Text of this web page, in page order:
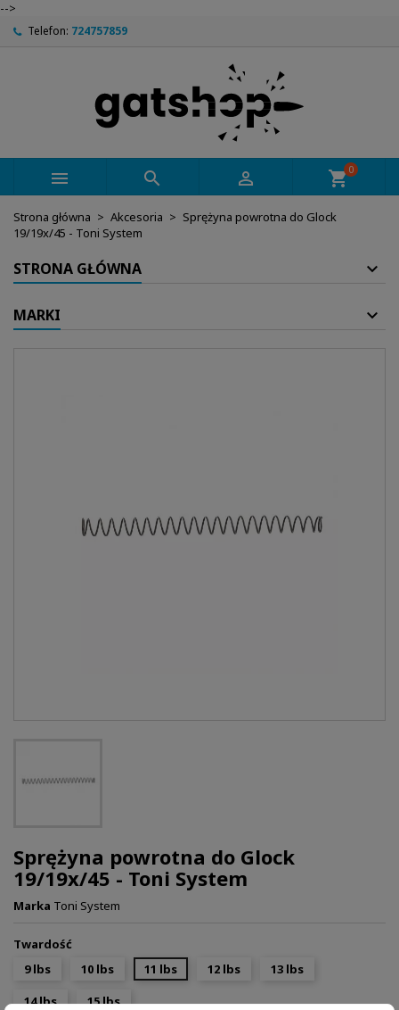
-->
Telefon: 724757859
   shopping_cart0
Strona główna Akcesoria
Sprężyna powrotna do Glock
19/19x/45 - Toni System
STRONA GŁÓWNA
MARKI
Sprężyna powrotna do Glock
19/19x/45 - Toni System
Marka Toni System
Twardość
9 lbs
10 lbs 11 lbs 12 lbs
13 lbs
14 lbs
15 lbs